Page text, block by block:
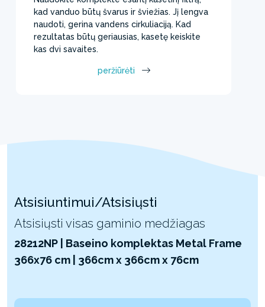
kad vanduo būtų švarus ir šviežias. Jį lengva
naudoti, gerina vandens cirkuliaciją. Kad
rezultatas būtų geriausias, kasetę keiskite
kas dvi savaites.
peržiūrėti
Atsisiuntimui/Atsisiųsti
Atsisiųsti visas gaminio medžiagas
28212NP | Baseino komplektas Metal Frame
366x76 cm | 366cm x 366cm x 76cm